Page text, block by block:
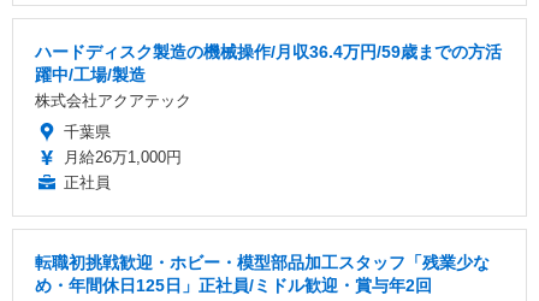
ハードディスク製造の機械操作/月収36.4万円/59歳までの方活
躍中/工場/製造
株式会社アクアテック
千葉県
月給26万1,000円
正社員
転職初挑戦歓迎・ホビー・模型部品加工スタッフ「残業少な
め・年間休日125日」正社員/ミドル歓迎・賞与年2回